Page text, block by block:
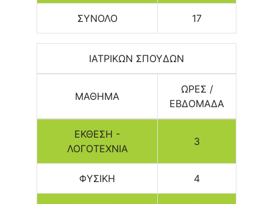
ΣΥΝΟΛΟ 17
ΙΑΤΡΙΚΩΝ ΣΠΟΥΔΩΝ
ΜΑΘΗΜΑ
ΩΡΕΣ /
ΕΒΔΟΜΑΔΑ
ΕΚΘΕΣΗ -
ΛΟΓΟΤΕΧΝΙΑ
3
ΦΥΣΙΚΗ 4